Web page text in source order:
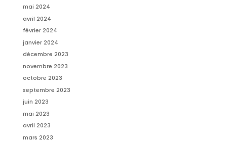
mai 2024
avril 2024
février 2024
janvier 2024
décembre 2023
novembre 2023
octobre 2023
septembre 2023
juin 2023
mai 2023
avril 2023
mars 2023